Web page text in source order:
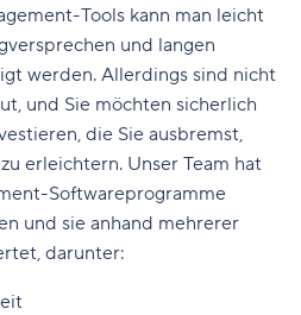
Tools kann man leicht
und langen
werden. Allerdings sind nicht
und Sie möchten sicherlich
die Sie ausbremst,
erleichtern. Unser Team hat
Softwareprogramme
und sie anhand mehrerer
darunter: